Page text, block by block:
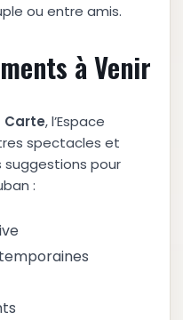
ou entre amis.
à Venir
Carte, l’Espace
spectacles et
suggestions pour
: